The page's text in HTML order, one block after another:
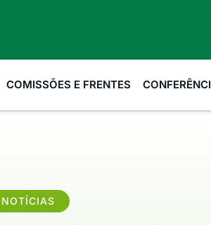
COMISSÕES E FRENTES
NOTÍCIAS